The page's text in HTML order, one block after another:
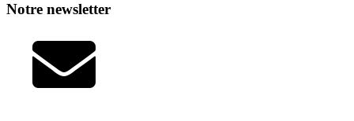
Notre newsletter